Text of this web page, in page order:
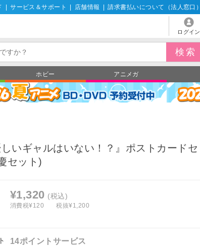
サービス＆サポート 店舗情報 請求書払いについて（法人窓口）
ログイン
ホビー アニメガ
しいギャルはいない！？』ポストカードセ
セット)
¥1,320 (税込)
消費税¥120 税抜¥1,200
14ポイントサービス